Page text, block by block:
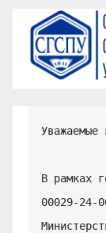
Уважаемые
В рамках
00029-24-